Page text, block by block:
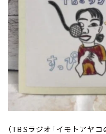
（TBSラジオ「イモトアヤ